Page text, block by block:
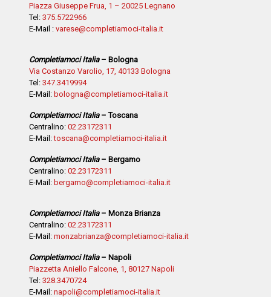
Piazza Giuseppe Frua, 1 – 20025 Legnano
Tel: 375.5722966
E-Mail : varese@completiamoci-italia.it
Completiamoci Italia– Bologna
Via Costanzo Varolio, 17, 40133 Bologna
Tel: 347.3419994
E-Mail: bologna@completiamoci-italia.it
Completiamoci Italia– Toscana
Centralino: 02.23172311
E-Mail:toscana@completiamoci-italia.it
Completiamoci Italia– Bergamo
Centralino: 02.23172311
E-Mail: bergamo@completiamoci-italia.it
Completiamoci Italia– Monza Brianza
Centralino: 02.23172311
E-Mail: monzabrianza@completiamoci-italia.it
Completiamoci Italia– Napoli
Piazzetta Aniello Falcone, 1, 80127 Napoli
Tel: 328.3470724
E-Mail: napoli@completiamoci-italia.it